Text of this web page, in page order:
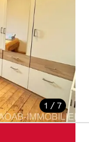
1 / 7